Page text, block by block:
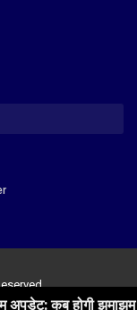
होगी झमाझम बारिश?